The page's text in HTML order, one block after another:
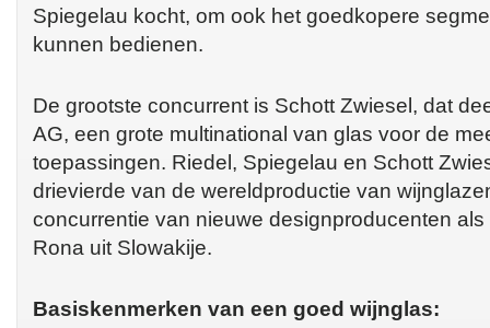
Spiegelau kocht, om ook het goedkopere
kunnen bedienen.
De grootste concurrent is Schott Zwiesel, dat
AG, een grote multinational van glas voor de
toepassingen. Riedel, Spiegelau en Schott
drievierde van de wereldproductie van
concurrentie van nieuwe designproducenten
Rona uit Slowakije.
Basiskenmerken van een goed wijnglas: